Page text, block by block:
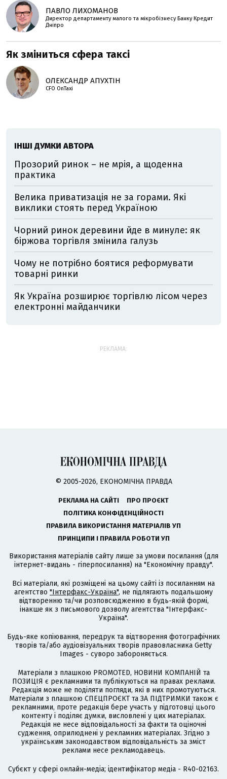
ПАВЛО ЛИХОМАНОВ
Директор департаменту малого та мікробізнесу Банку Кредит
Дніпро
Як зміниться сфера таксі
ОЛЕКСАНДР АПУХТІН
CFO OnTaxi
ІНШІ ДУМКИ АВТОРА
Прозорий ринок – не мрія, а щоденна
практика
Велика приватизація не за горами. Які
виклики стоять перед Україною
Чорний ринок деревини йде в минуле: як
біржова торгівля змінила галузь
Чому не потрібно боятися реформувати
товарні ринки
Як Україна розширює торгівлю лісом через
електронні майданчики
РЕКЛАМА:
© 2005-2026, ЕКОНОМІЧНА ПРАВДА
РЕКЛАМА НА САЙТІ
ПРО ПРОЄКТ
ПОЛІТИКА КОНФІДЕНЦІЙНОСТІ
ПРАВИЛА ВИКОРИСТАННЯ МАТЕРІАЛІВ УП
ПРИНЦИПИ І ПРАВИЛА РОБОТИ УП
Використання матеріалів сайту лише за умови посилання (для
інтернет-видань - гіперпосилання) на "Економічну правду".
Всі матеріали, які розміщені на цьому сайті із посиланням на
агентство "Інтерфакс-Україна", не підлягають подальшому
відтворенню та/чи розповсюдженню в будь-якій формі,
інакше як з письмового дозволу агентства "Інтерфакс-
Україна".
Будь-яке копіювання, передрук та відтворення фотографічних
творів та/або аудіовізуальних творів правовласника Getty
Images - суворо забороняється.
Матеріали з плашкою PROMOTED, НОВИНИ КОМПАНІЙ та
ПОЗИЦІЯ є рекламними та публікуються на правах реклами.
Редакція може не поділяти погляди, які в них промотуються.
Матеріали з плашкою СПЕЦПРОЄКТ та ЗА ПІДТРИМКИ також є
рекламними, проте редакція бере участь у підготовці цього
контенту і поділяє думки, висловлені у цих матеріалах.
Редакція не несе відповідальності за факти та оціночні
судження, оприлюднені у рекламних матеріалах. Згідно з
українським законодавством відповідальність за зміст
реклами несе рекламодавець.
Cубєкт у сфері онлайн-медіа; ідентифікатор медіа - R40-02163.